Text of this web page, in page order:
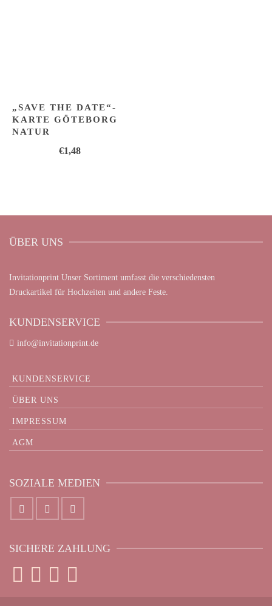
„SAVE THE DATE“-
KARTE GÖTEBORG
NATUR
€1,48
ÜBER UNS
Invitationprint Unser Sortiment umfasst die verschiedensten
Druckartikel für Hochzeiten und andere Feste.
KUNDENSERVICE
info@invitationprint.de
KUNDENSERVICE
ÜBER UNS
IMPRESSUM
AGM
SOZIALE MEDIEN
SICHERE ZAHLUNG